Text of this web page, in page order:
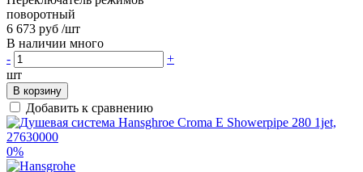
поворотный
6 673 руб /шт
В наличии много
-
+
шт
В корзину
Добавить к сравнению
0%